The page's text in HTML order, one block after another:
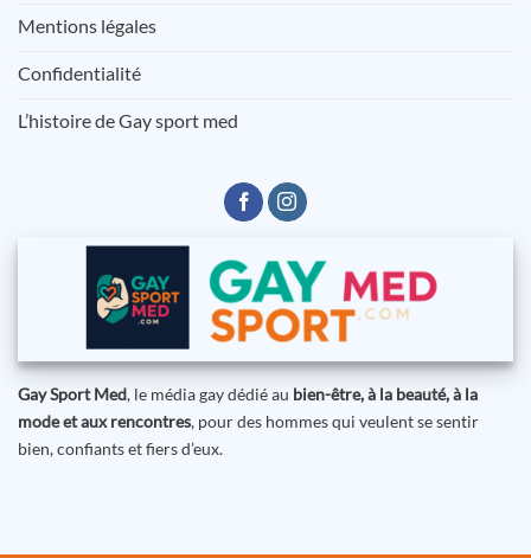
Mentions légales
Confidentialité
L’histoire de Gay sport med
Gay Sport Med, le média gay dédié au bien-être, à la beauté, à la
mode et aux rencontres, pour des hommes qui veulent se sentir
bien, confiants et fiers d’eux.